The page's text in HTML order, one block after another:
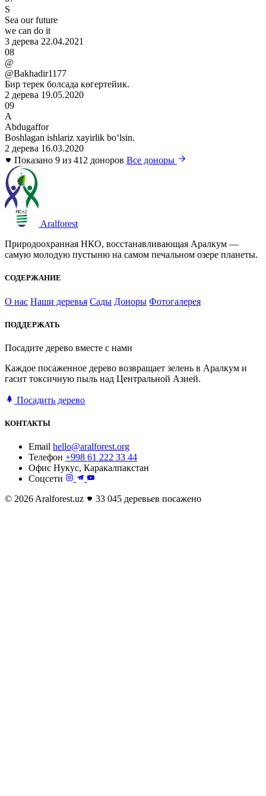
S
Sea our future
we can do it
3 дерева 22.04.2021
08
@
@Bakhadir1177
Бир терек болсада көгертейик.
2 дерева 19.05.2020
09
A
Abdugaffor
Boshlagan ishlariz xayirlik boʻlsin.
2 дерева 16.03.2020
Показано 9 из 412 доноров Все доноры
Aralforest
Природоохранная НКО, восстанавливающая Аралкум —
самую молодую пустыню на самом печальном озере планеты.
СОДЕРЖАНИЕ
О нас Наши деревья Сады Доноры Фотогалерея
ПОДДЕРЖАТЬ
Посадите дерево вместе с нами
Каждое посаженное дерево возвращает зелень в Аралкум и
гасит токсичную пыль над Центральной Азией.
Посадить дерево
КОНТАКТЫ
Email hello@aralforest.org
Телефон +998 61 222 33 44
Офис Нукус, Каракалпакстан
Соцсети
© 2026 Aralforest.uz
33 045 деревьев посажено